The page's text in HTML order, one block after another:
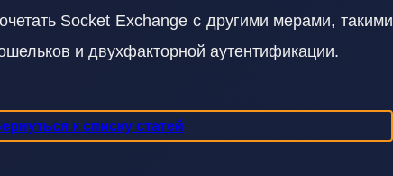
Socket Exchange с другими мерами, такими
и двухфакторной аутентификации.
к списку статей